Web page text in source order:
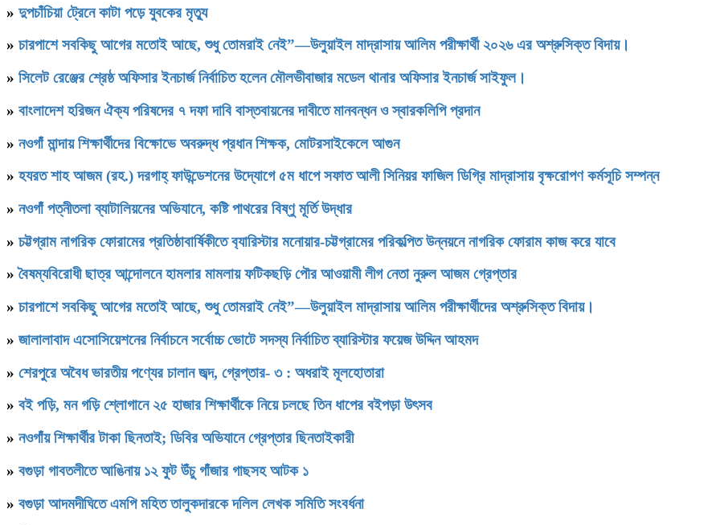
» দুপচাঁচিয়া ট্রেনে কাটা পড়ে যুবকের মৃত্যু
» চারপাশে সবকিছু আগের মতোই আছে, শুধু তোমরাই নেই”—উলুয়াইল মাদ্রাসায় আলিম পরীক্ষার্থী ২০২৬ এর অশ্রুসিক্ত বিদায়।
» সিলেট রেঞ্জের শ্রেষ্ঠ অফিসার ইনচার্জ নির্বাচিত হলেন মৌলভীবাজার মডেল থানার অফিসার ইনচার্জ সাইফুল।
» বাংলাদেশ হরিজন ঐক্য পরিষদের ৭ দফা দাবি বাস্তবায়নের দাবীতে মানবন্ধন ও স্বারকলিপি প্রদান
» নওগাঁ মান্দায় শিক্ষার্থীদের বিক্ষোভে অবরুদ্ধ প্রধান শিক্ষক, মোটরসাইকেলে আগুন
» হযরত শাহ আজম (রহ.) দরগাহ্ ফাউন্ডেশনের উদ্যোগে ৫ম ধাপে সফাত আলী সিনিয়র ফাজিল ডিগ্রি মাদ্রাসায় বৃক্ষরোপণ কর্মসূচি সম্পন্ন
» নওগাঁ পত্নীতলা ব্যাটালিয়নের অভিযানে, কষ্টি পাথরের বিষ্ণু মূর্তি উদ্ধার
» চট্টগ্রাম নাগরিক ফোরামের প্রতিষ্ঠাবার্ষিকীতে ব‍্যারিস্টার মনোয়ার-চট্টগ্রামের পরিকল্পিত উন্নয়নে নাগরিক ফোরাম কাজ করে যাবে
»বৈষম্যবিরোধী ছাত্র আন্দোলনে হামলার মামলায় ফটিকছড়ি পৌর আওয়ামী লীগ নেতা নুরুল আজম গ্রেপ্তার
» চারপাশে সবকিছু আগের মতোই আছে, শুধু তোমরাই নেই”—উলুয়াইল মাদ্রাসায় আলিম পরীক্ষার্থীদের অশ্রুসিক্ত বিদায়।
» জালালাবাদ এসোসিয়েশনের নির্বাচনে সর্বোচ্চ ভোটে সদস্য নির্বাচিত ব্যারিস্টার ফয়েজ উদ্দিন আহমদ
» শেরপুরে অবৈধ ভারতীয় পণ্যের চালান জব্দ, গ্রেপ্তার- ৩ : অধরাই মূলহোতারা
» বই পড়ি, মন গড়ি শ্লোগানে ২৫ হাজার শিক্ষার্থীকে নিয়ে চলছে তিন ধাপের বইপড়া উৎসব
» নওগাঁয় শিক্ষার্থীর টাকা ছিনতাই; ডিবির অভিযানে গ্রেপ্তার ছিনতাইকারী
» বগুড়া গাবতলীতে আঙিনায় ১২ ফুট উঁচু গাঁজার গাছসহ আটক ১
» বগুড়া আদমদীঘিতে এমপি মহিত তালুকদারকে দলিল লেখক সমিতি সংবর্ধনা